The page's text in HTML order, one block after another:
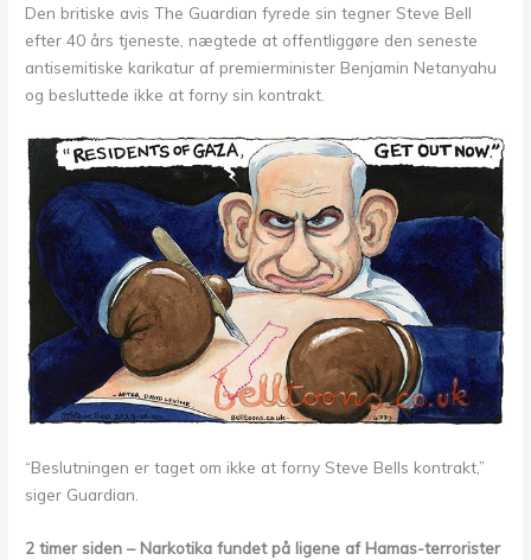
Den britiske avis The Guardian fyrede sin tegner Steve Bell
efter 40 års tjeneste, nægtede at offentliggøre den seneste
antisemitiske karikatur af premierminister Benjamin Netanyahu
og besluttede ikke at forny sin kontrakt.
“Beslutningen er taget om ikke at forny Steve Bells kontrakt,”
siger Guardian.
2 timer siden – Narkotika fundet på ligene af Hamas-terrorister